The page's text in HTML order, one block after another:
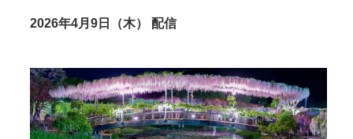
2026年4月9日（木） 配信